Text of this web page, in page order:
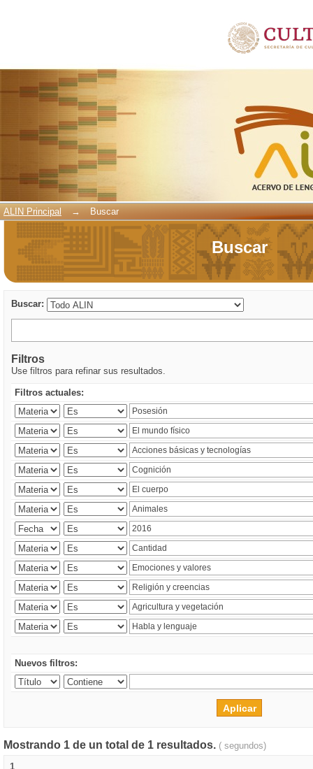
ALIN Principal → Buscar
Buscar
Buscar:
Filtros
Use filtros para refinar sus resultados.
Filtros actuales:
Nuevos filtros:
Mostrando 1 de un total de 1 resultados. ( segundos)
1